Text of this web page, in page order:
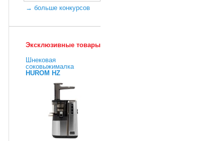
→ больше конкурсов
Эксклюзивные товары
Шнековая
соковыжималка
HUROM HZ